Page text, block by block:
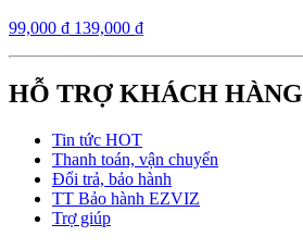
99,000 ₫ 139,000 ₫
HỖ TRỢ KHÁCH HÀNG
Tin tức HOT
Thanh toán, vận chuyển
Đổi trả, bảo hành
TT Bảo hành EZVIZ
Trợ giúp